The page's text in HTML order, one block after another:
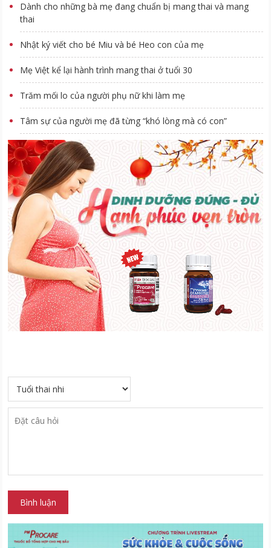
Dành cho những bà mẹ đang chuẩn bị mang thai và mang
thai
Nhật ký viết cho bé Miu và bé Heo con của mẹ
Mẹ Việt kể lại hành trình mang thai ở tuổi 30
Trăm mối lo của người phụ nữ khi làm mẹ
Tâm sự của người mẹ đã từng “khó lòng mà có con”